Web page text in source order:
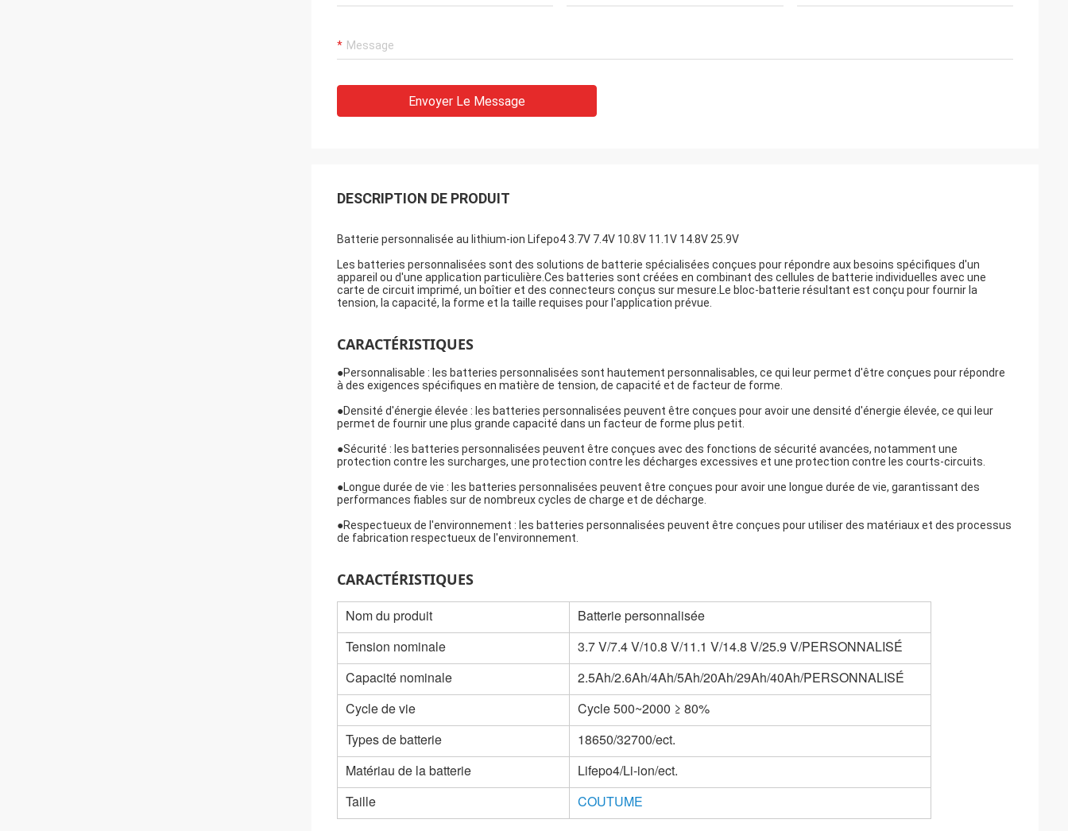
Envoyer Le Message
DESCRIPTION DE PRODUIT
Batterie personnalisée au lithium-ion Lifepo4 3.7V 7.4V 10.8V 11.1V 14.8V 25.9V
Les batteries personnalisées sont des solutions de batterie spécialisées conçues pour répondre aux besoins spécifiques d'un
appareil ou d'une application particulière.Ces batteries sont créées en combinant des cellules de batterie individuelles avec une
carte de circuit imprimé, un boîtier et des connecteurs conçus sur mesure.Le bloc-batterie résultant est conçu pour fournir la
tension, la capacité, la forme et la taille requises pour l'application prévue.
CARACTÉRISTIQUES
●Personnalisable : les batteries personnalisées sont hautement personnalisables, ce qui leur permet d'être conçues pour répondre
à des exigences spécifiques en matière de tension, de capacité et de facteur de forme.
●Densité d'énergie élevée : les batteries personnalisées peuvent être conçues pour avoir une densité d'énergie élevée, ce qui leur
permet de fournir une plus grande capacité dans un facteur de forme plus petit.
●Sécurité : les batteries personnalisées peuvent être conçues avec des fonctions de sécurité avancées, notamment une
protection contre les surcharges, une protection contre les décharges excessives et une protection contre les courts-circuits.
●Longue durée de vie : les batteries personnalisées peuvent être conçues pour avoir une longue durée de vie, garantissant des
performances fiables sur de nombreux cycles de charge et de décharge.
●Respectueux de l'environnement : les batteries personnalisées peuvent être conçues pour utiliser des matériaux et des processus
de fabrication respectueux de l'environnement.
CARACTÉRISTIQUES
Nom du produit
Batterie personnalisée
Tension nominale
3.7 V/7.4 V/10.8 V/11.1 V/14.8 V/25.9 V/PERSONNALISÉ
Capacité nominale
2.5Ah/2.6Ah/4Ah/5Ah/20Ah/29Ah/40Ah/PERSONNALISÉ
Cycle de vie
Cycle 500~2000 ≥ 80%
Types de batterie
18650/32700/ect.
Matériau de la batterie
Lifepo4/Li-ion/ect.
Taille
COUTUME